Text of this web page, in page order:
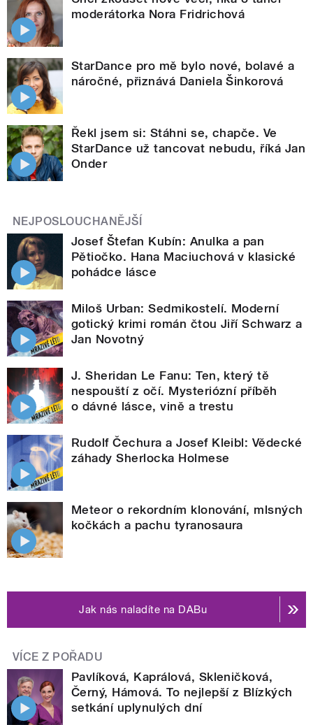
moderátorka Nora Fridrichová
StarDance pro mě bylo nové, bolavé a
náročné, přiznává Daniela Šinkorová
Řekl jsem si: Stáhni se, chapče. Ve
StarDance už tancovat nebudu, říká Jan
Onder
NEJPOSLOUCHANĚJŠÍ
Josef Štefan Kubín: Anulka a pan
Pětiočko. Hana Maciuchová v klasické
pohádce lásce
Miloš Urban: Sedmikostelí. Moderní
gotický krimi román čtou Jiří Schwarz a
Jan Novotný
J. Sheridan Le Fanu: Ten, který tě
nespouští z očí. Mysteriózní příběh
o dávné lásce, vině a trestu
Rudolf Čechura a Josef Kleibl: Vědecké
záhady Sherlocka Holmese
Meteor o rekordním klonování, mlsných
kočkách a pachu tyranosaura
Jak nás naladíte na DABu
VÍCE Z POŘADU
Pavlíková, Kaprálová, Skleničková,
Černý, Hámová. To nejlepší z Blízkých
setkání uplynulých dní